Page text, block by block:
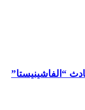
“الفاشينيستا”